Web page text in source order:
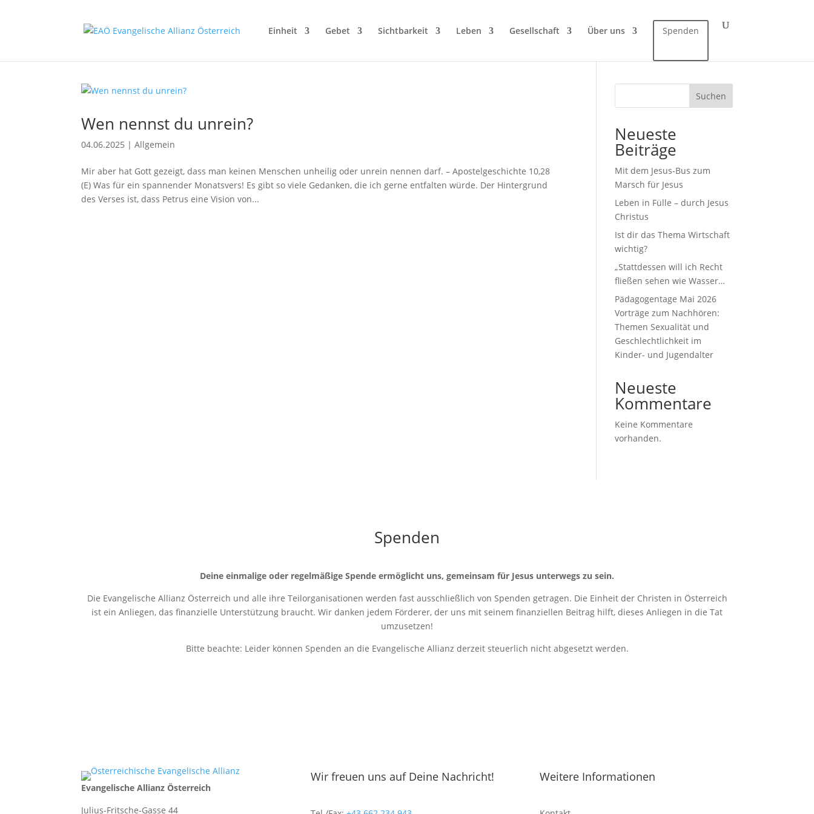
Einheit Gebet Sichtbarkeit Leben Gesellschaft Über uns Spenden
Wen nennst du unrein?
04.06.2025 |Allgemein
Mir aber hat Gott gezeigt, dass man keinen Menschen unheilig oder unrein nennen darf. – Apostelgeschichte 10,28
(E) Was für ein spannender Monatsvers! Es gibt so viele Gedanken, die ich gerne entfalten würde. Der Hintergrund
des Verses ist, dass Petrus eine Vision von...
Suchen
Neueste
Beiträge
Mit dem Jesus-Bus zum
Marsch für Jesus
Leben in Fülle – durch Jesus
Christus
Ist dir das Thema Wirtschaft
wichtig?
„Stattdessen will ich Recht
fließen sehen wie Wasser…
Pädagogentage Mai 2026
Vorträge zum Nachhören:
Themen Sexualität und
Geschlechtlichkeit im
Kinder- und Jugendalter
Neueste
Kommentare
Keine Kommentare
vorhanden.
Spenden
Deine einmalige oder regelmäßige Spende ermöglicht uns, gemeinsam für Jesus unterwegs zu sein.
Die Evangelische Allianz Österreich und alle ihre Teilorganisationen werden fast ausschließlich von Spenden getragen. Die Einheit der Christen in Österreich
ist ein Anliegen, das finanzielle Unterstützung braucht. Wir danken jedem Förderer, der uns mit seinem finanziellen Beitrag hilft, dieses Anliegen in die Tat
umzusetzen!
Bitte beachte: Leider können Spenden an die Evangelische Allianz derzeit steuerlich nicht abgesetzt werden.
Evangelische Allianz Österreich
Julius-Fritsche-Gasse 44
Wir freuen uns auf Deine Nachricht! Weitere Informationen